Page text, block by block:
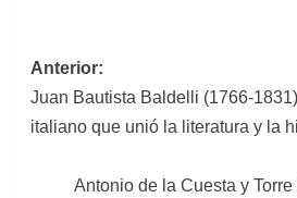
Navegación
de
entradas
Anterior:
Juan Bautista Baldelli (1766-
italiano que unió la literatura y la
Antonio de la Cuesta y